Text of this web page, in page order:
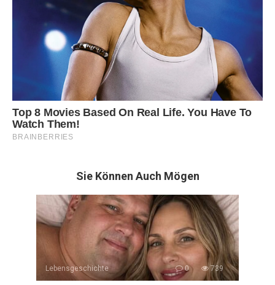
Sie Können Auch Mögen
Lebensgeschichte 0 739